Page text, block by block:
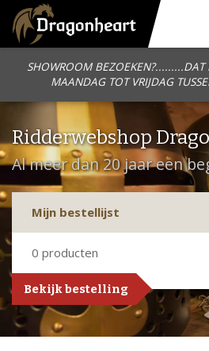
SHOWROOM BEZOEKEN?.........DAT
MAANDAG TOT VRIJDAG
Ridderwebshop
Al meer dan 20 jaar een
Mijn bestellijst
0 producten
Bekijk bestelling